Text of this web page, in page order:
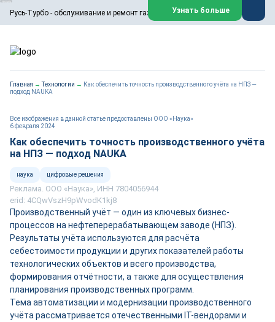
Русь-Турбо - обслуживание и ремонт газовых паровых турбин
ООО «Русь-Турбо» занимается сервисом газовых и паровых
турбин, комплексным ремонтом, восстановлением,
техническим обслуживанием оборудования ТЭС,
работают на нефтегазовых, нефтехимических,
металлургических и других предприятиях.
Реклама. ООО «Русь-Турбо», ИНН 7802588950
erid: F7NfYUJCUneVdwPs4znf
Узнать больше
Главная →Технологии → Как обеспечить точность производственного учёта на НПЗ —
подход NAUKA
6 февраля 2024
Все изображения в данной статье предоставлены ООО «Наука»
Как обеспечить точность производственного учёта
на НПЗ — подход NAUKA
наука цифровые решения
Реклама. ООО «Наука», ИНН 7804056944
erid: 4CQwVszH9pWvodK1kj8
Производственный учёт — один из ключевых бизнес-
процессов на нефтеперерабатывающем заводе (НПЗ).
Результаты учёта используются для расчёта
себестоимости продукции и других показателей работы
технологических объектов и всего производства,
формирования отчётности, а также для осуществления
планирования производственных программ.
Тема автоматизации и модернизации производственного
учёта рассматривается отечественными IT-вендорами и